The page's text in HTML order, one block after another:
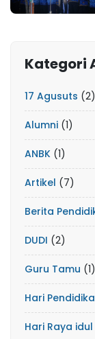
Kategori
17 Agusuts (2)
Alumni (1)
ANBK (1)
Artikel (7)
Berita
DUDI (2)
Guru Tamu (1)
Hari
Hari Raya